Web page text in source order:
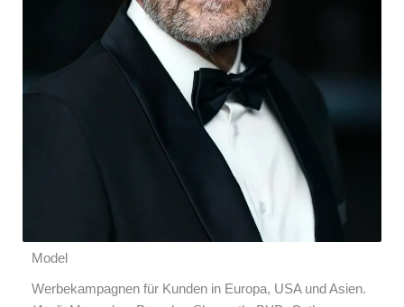
Model
Werbekampagnen für Kunden in Europa, USA und Asien.